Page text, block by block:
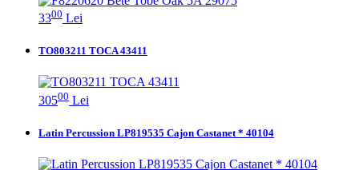
3300 Lei
TO803211 TOCA 43411
30500 Lei
Latin Percussion LP819535 Cajon Castanet * 40104